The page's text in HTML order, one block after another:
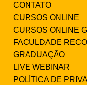
CONTATO
CURSOS ONLINE
CURSOS ONLINE
FACULDADE
GRADUAÇÃO
LIVE WEBINAR
POLÍTICA DE